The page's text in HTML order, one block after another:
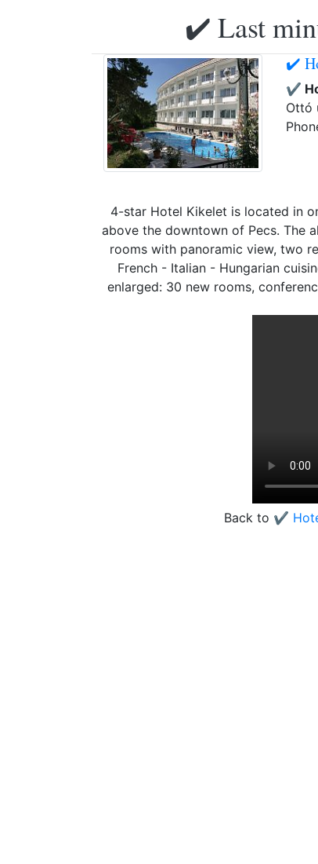
✔️ Last
✔️
✔️
Ottó
4-star Hotel Kikelet is located in
above the downtown of Pecs. The
rooms with panoramic view, two
French - Italian - Hungarian
enlarged: 30 new rooms,
Back to ✔️